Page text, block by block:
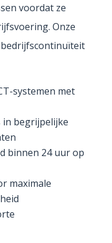
voordat ze
Onze
systemen met
begrijpelijke
binnen 24 uur op
maximale